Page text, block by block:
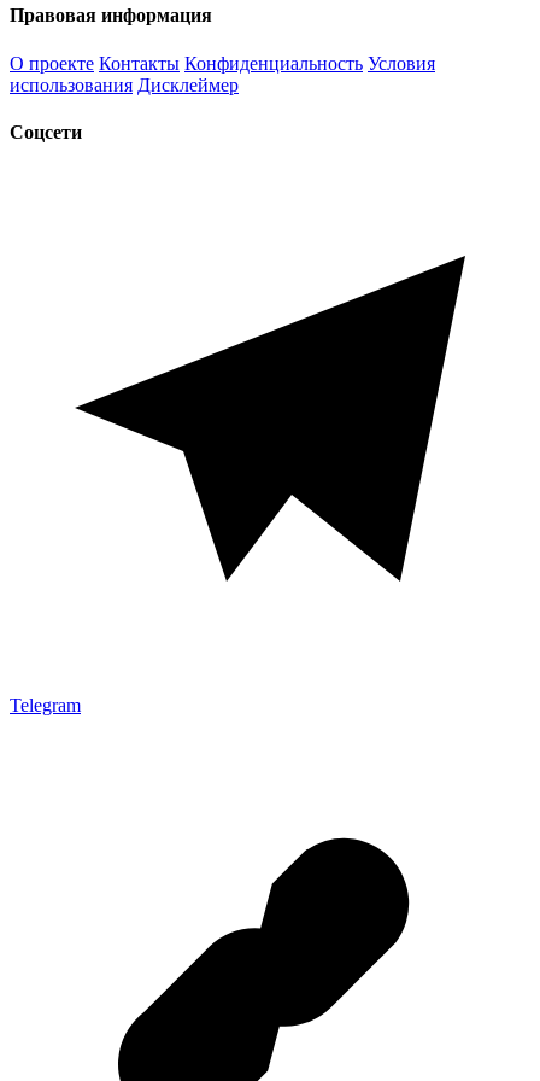
Правовая информация
О проекте Контакты Конфиденциальность Условия
использования Дисклеймер
Соцсети
Telegram